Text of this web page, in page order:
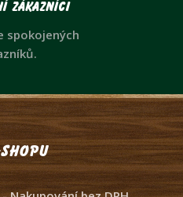
zákazníci
spokojených